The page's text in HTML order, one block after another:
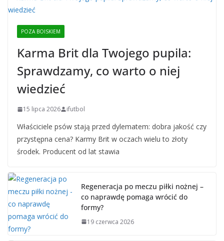
POZA BOISKIEM
Karma Brit dla Twojego pupila:
Sprawdzamy, co warto o niej
wiedzieć
15 lipca 2026 ifutbol
Właściciele psów stają przed dylematem: dobra jakość czy
przystępna cena? Karmy Brit w oczach wielu to złoty
środek. Producent od lat stawia
Regeneracja po meczu piłki nożnej –
co naprawdę pomaga wrócić do
formy?
19 czerwca 2026